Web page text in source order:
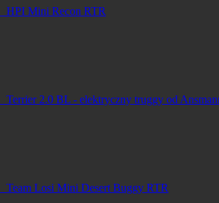
HPI Mini Recon RTR
Terrier 2.0 BL - elektryczny truggy od
Team Losi Mini Desert Buggy RTR